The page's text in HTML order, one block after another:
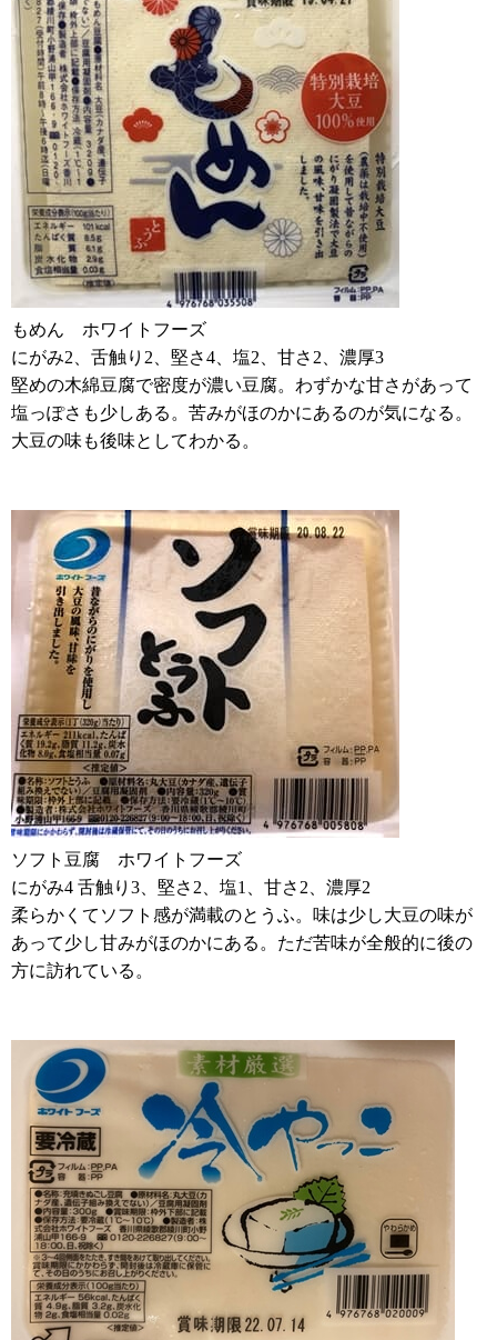
もめん ホワイトフーズ
にがみ2、舌触り2、堅さ4、塩2、甘さ2、濃厚3
堅めの木綿豆腐で密度が濃い豆腐。わずかな甘さがあって
塩っぽさも少しある。苦みがほのかにあるのが気になる。
大豆の味も後味としてわかる。
ソフト豆腐 ホワイトフーズ
にがみ4 舌触り3、堅さ2、塩1、甘さ2、濃厚2
柔らかくてソフト感が満載のとうふ。味は少し大豆の味が
あって少し甘みがほのかにある。ただ苦味が全般的に後の
方に訪れている。